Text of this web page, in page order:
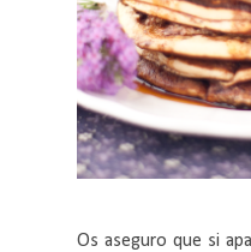
Os aseguro que si